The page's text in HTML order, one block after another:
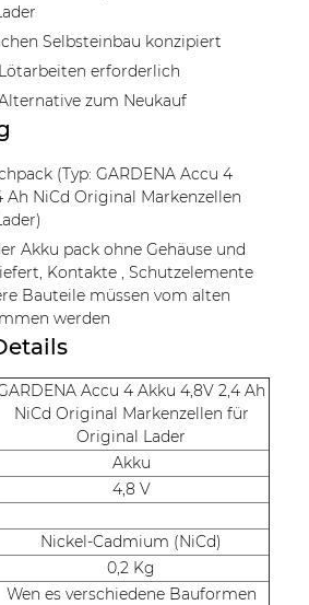
Selbsteinbau konzipiert
erforderlich
zum Neukauf
(Typ: GARDENA Accu 4
Ah NiCd Original Markenzellen
Akku pack ohne Gehäuse und
Kontakte , Schutzelemente
Bauteile müssen vom alten
werden
Accu 4 Akku 4,8V 2,4 Ah
NiCd Original Markenzellen für
Original Lader
Akku
4,8 V
Nickel-Cadmium (NiCd)
0,2 Kg
Wen es verschiedene Bauformen